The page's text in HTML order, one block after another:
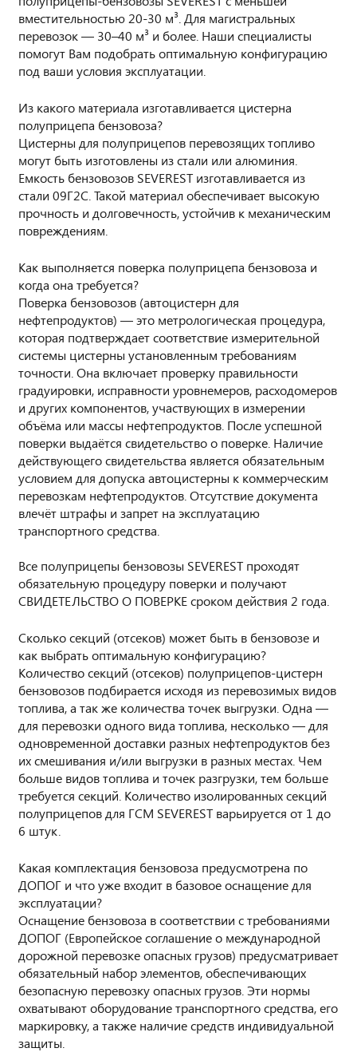
вместительностью 20-30 м³. Для магистральных
перевозок — 30–40 м³ и более. Наши специалисты
помогут Вам подобрать оптимальную конфигурацию
под ваши условия эксплуатации.
Из какого материала изготавливается цистерна
полуприцепа бензовоза?
Цистерны для полуприцепов перевозящих топливо
могут быть изготовлены из стали или алюминия.
Емкость бензовозов SEVEREST изготавливается из
стали 09Г2С. Такой материал обеспечивает высокую
прочность и долговечность, устойчив к механическим
повреждениям.
Как выполняется поверка полуприцепа бензовоза и
когда она требуется?
Поверка бензовозов (автоцистерн для
нефтепродуктов) — это метрологическая процедура,
которая подтверждает соответствие измерительной
системы цистерны установленным требованиям
точности. Она включает проверку правильности
градуировки, исправности уровнемеров, расходомеров
и других компонентов, участвующих в измерении
объёма или массы нефтепродуктов. После успешной
поверки выдаётся свидетельство о поверке. Наличие
действующего свидетельства является обязательным
условием для допуска автоцистерны к коммерческим
перевозкам нефтепродуктов. Отсутствие документа
влечёт штрафы и запрет на эксплуатацию
транспортного средства.
Все полуприцепы бензовозы SEVEREST проходят
обязательную процедуру поверки и получают
СВИДЕТЕЛЬСТВО О ПОВЕРКЕ сроком действия 2 года.
Сколько секций (отсеков) может быть в бензовозе и
как выбрать оптимальную конфигурацию?
Количество секций (отсеков) полуприцепов-цистерн
бензовозов подбирается исходя из перевозимых видов
топлива, а так же количества точек выгрузки. Одна —
для перевозки одного вида топлива, несколько — для
одновременной доставки разных нефтепродуктов без
их смешивания и/или выгрузки в разных местах. Чем
больше видов топлива и точек разгрузки, тем больше
требуется секций. Количество изолированных секций
полуприцепов для ГСМ SEVEREST варьируется от 1 до
6 штук.
Какая комплектация бензовоза предусмотрена по
ДОПОГ и что уже входит в базовое оснащение для
эксплуатации?
Оснащение бензовоза в соответствии с требованиями
ДОПОГ (Европейское соглашение о международной
дорожной перевозке опасных грузов) предусматривает
обязательный набор элементов, обеспечивающих
безопасную перевозку опасных грузов. Эти нормы
охватывают оборудование транспортного средства, его
маркировку, а также наличие средств индивидуальной
защиты.